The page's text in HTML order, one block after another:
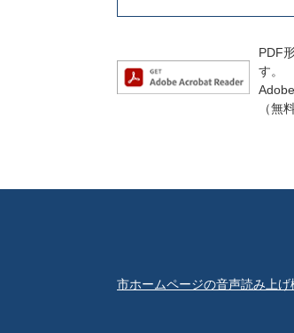
PDF
す。
（無
市ホームページの音声読み上げ